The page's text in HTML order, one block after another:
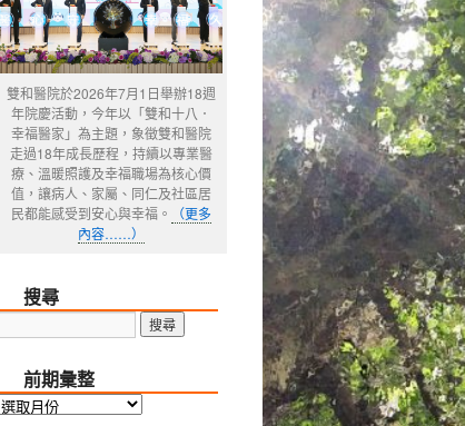
雙和醫院於2026年7月1日舉辦18週
年院慶活動，今年以「雙和十八．
幸福醫家」為主題，象徵雙和醫院
走過18年成長歷程，持續以專業醫
療、溫暖照護及幸福職場為核心價
值，讓病人、家屬、同仁及社區居
民都能感受到安心與幸福。
（更多
內容……）
搜尋
前期彙整
前